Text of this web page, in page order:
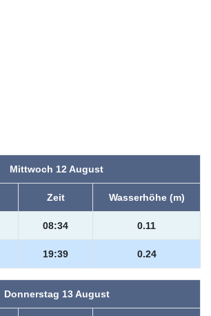
Mittwoch 12 August
Zeit Wasserhöhe (m)
08:34 0.11
19:39 0.24
Donnerstag 13 August